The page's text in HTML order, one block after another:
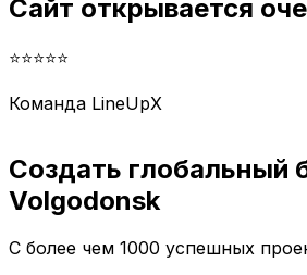
Сайт открывается
⭐⭐⭐⭐⭐
Команда LineUpX
Создать глобальный
Volgodonsk
С более чем 1000 успешных